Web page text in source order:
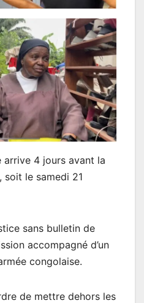
arrive 4 jours avant la
soit le samedi 21
sans bulletin de
accompagné d’un
congolaise.
de mettre dehors les